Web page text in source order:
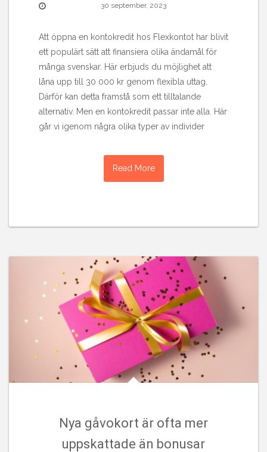
30 september, 2023
Att öppna en kontokredit hos Flexkontot har blivit
ett populärt sätt att finansiera olika ändamål för
många svenskar. Här erbjuds du möjlighet att
låna upp till 30 000 kr genom flexibla uttag.
Därför kan detta framstå som ett tilltalande
alternativ. Men en kontokredit passar inte alla. Här
går vi igenom några olika typer av individer
Read More
Nya gåvokort är ofta mer
uppskattade än bonusar